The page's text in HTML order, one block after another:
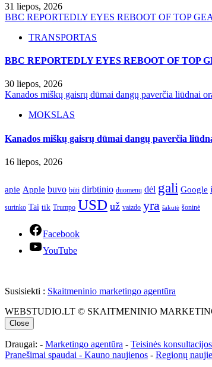
31 liepos, 2026
BBC REPORTEDLY EYES REBOOT OF TOP
TRANSPORTAS
BBC REPORTEDLY EYES REBOOT OF TOP
30 liepos, 2026
Kanados miškų gaisrų dūmai dangų paverčia liūdnai
MOKSLAS
Kanados miškų gaisrų dūmai dangų paverčia
16 liepos, 2026
apie Apple buvo būti dirbtinio duomenų dėl gali Google
surinko Tai tik Trumpo USD už vaizdo yra šakutė šoninė
Facebook
YouTube
Susisiekti : Skaitmeninio marketingo agentūra
WEBSTUDIO.LT © SKAITMENINIO
Close
Draugai: - Marketingo agentūra - Teisinės konsultacijos
Pranešimai spaudai - Kauno naujienos - Regionų